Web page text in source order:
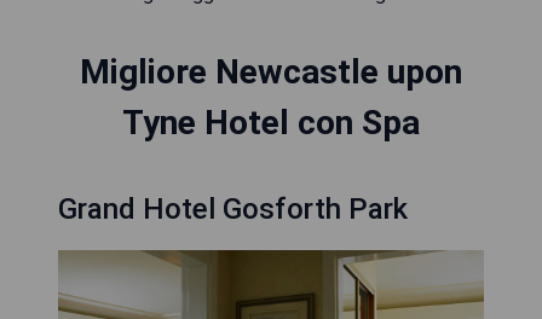
Migliore Newcastle upon
Tyne Hotel con Spa
Grand Hotel Gosforth Park